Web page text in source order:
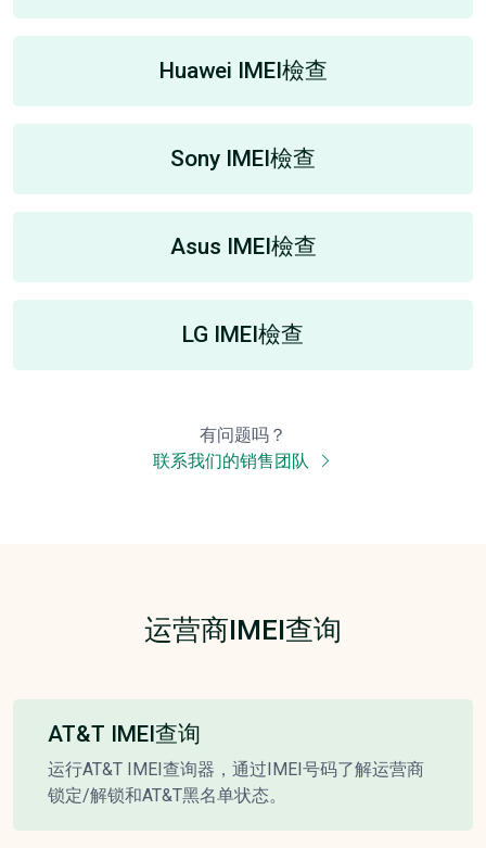
Huawei IMEI檢查
Sony IMEI檢查
Asus IMEI檢查
LG IMEI檢查
有问题吗？
联系我们的销售团队
运营商IMEI查询
AT&T IMEI查询
运行AT&T IMEI查询器，通过IMEI号码了解运营商
锁定/解锁和AT&T黑名单状态。